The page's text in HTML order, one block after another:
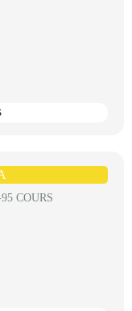
COURS